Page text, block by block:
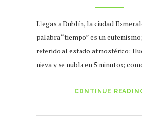
Llegas a Dublín, la ciudad
palabra “tiempo” es un
referido al estado atmosférico:
nieva y se nubla en 5 minutos;
CONTINUE